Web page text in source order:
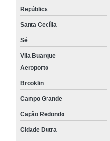
República
Santa Cecília
Sé
Vila Buarque
Aeroporto
Brooklin
Campo Grande
Capão Redondo
Cidade Dutra